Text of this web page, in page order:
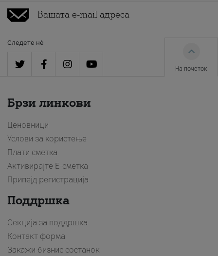
Следете нè
На почеток
Брзи линкови
Ценовници
Услови за користење
Плати сметка
Активирајте Е-сметка
Припејд регистрација
Поддршка
Секција за поддршка
Контакт форма
Закажи бизнис состанок